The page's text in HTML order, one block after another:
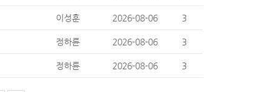
이성훈 2026-08-06 3
정하륜 2026-08-06 3
정하륜 2026-08-06 3